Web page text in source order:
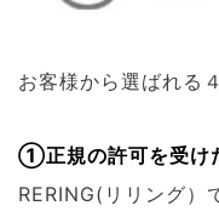
お客様から選ばれる
①正規の許可を受け
RERING(リリング）